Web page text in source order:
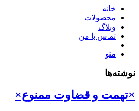
خانه
محصولات
وبلاگ
تماس با من
منو
نوشته‌ها
×تهمت و قضاوت ممنوع×